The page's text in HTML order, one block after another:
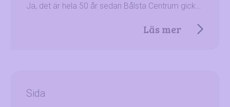
Ja, det är hela 50 år sedan Bålsta Centrum gick…
Läs mer
Sida